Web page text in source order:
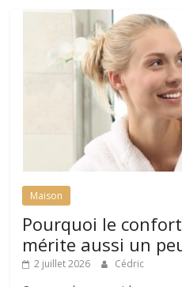
Maison
Pourquoi le
mérite aussi un
2 juillet 2026 Cédric